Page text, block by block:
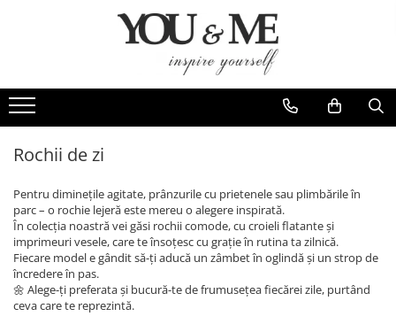
Bluze si camasi
Pantaloni
Geci si jachete
Rochii de eveniment
Compleuri si costume
Salopete
Tricouri si topuri
Fuste
Genti
Esarfe
Coliere si brose
Rochii de zi
Pentru diminețile agitate, prânzurile cu prietenele sau plimbările în
parc – o rochie lejeră este mereu o alegere inspirată.
În colecția noastră vei găsi rochii comode, cu croieli flatante și
imprimeuri vesele, care te însoțesc cu grație în rutina ta zilnică.
Fiecare model e gândit să-ți aducă un zâmbet în oglindă și un strop de
încredere în pas.
🌼 Alege-ți preferata și bucură-te de frumusețea fiecărei zile, purtând
ceva care te reprezintă.